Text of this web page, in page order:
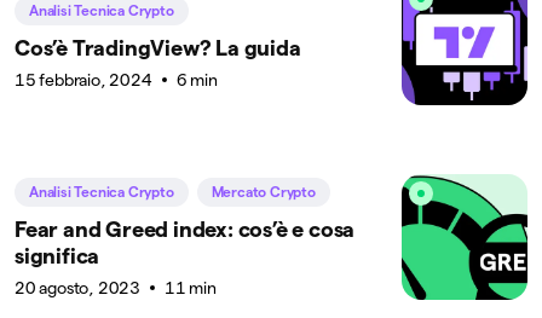
Analisi Tecnica Crypto
Cos’è TradingView? La guida
15 febbraio, 2024 6 min
Analisi Tecnica Crypto Mercato Crypto
Fear and Greed index: cos’è e cosa
significa
20 agosto, 2023 11 min